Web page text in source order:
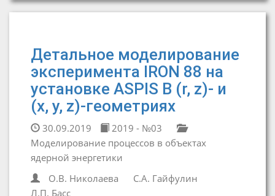
Детальное моделирование
эксперимента IRON 88 на
установке ASPIS В (r, z)- и
(x, y, z)-геометриях
30.09.2019
2019 - №03
Моделирование процессов в объектах
ядерной энергетики
О.В. Николаева
С.А. Гайфулин
Л.П. Басс